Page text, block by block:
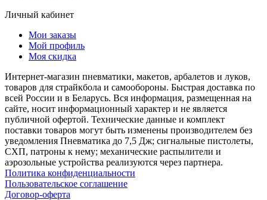
Личный кабинет
Мои заказы
Мой профиль
Моя скидка
Интернет-магазин пневматики, макетов, арбалетов и луков,
товаров для страйкбола и самообороны. Быстрая доставка по
всей России и в Беларусь. Вся информация, размещенная на
сайте, носит информационный характер и не является
публичной офертой. Технические данные и комплект
поставки товаров могут быть изменены производителем без
уведомления Пневматика до 7,5 Дж; сигнальные пистолеты,
СХП, патроны к нему; механические распылители и
аэрозольные устройства реализуются через партнера.
Политика конфиденциальности
Пользовательское соглашение
Договор-оферта